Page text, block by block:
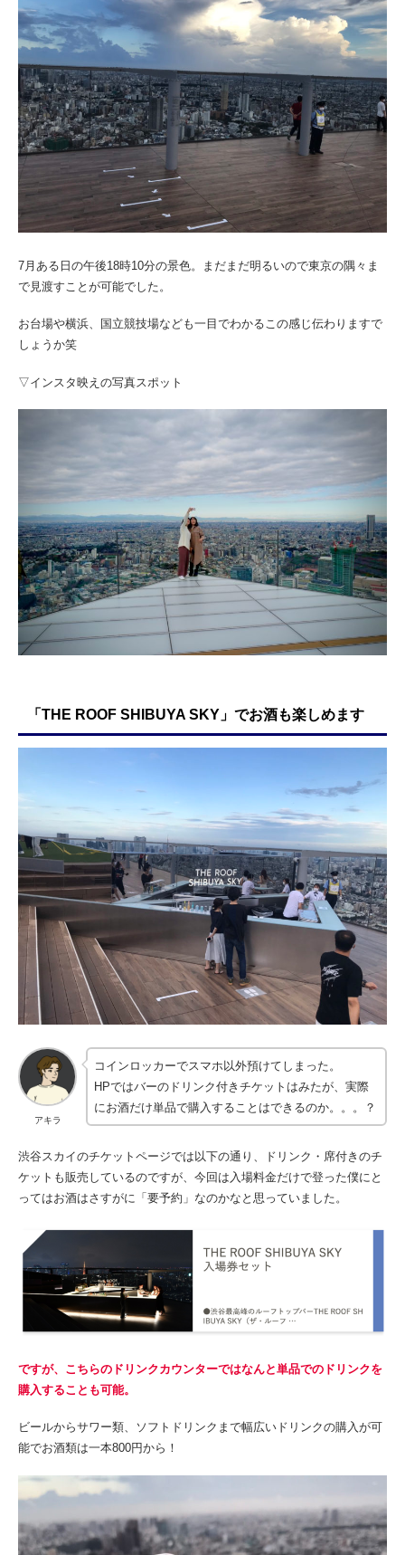
7月ある日の午後18時10分の景色。まだまだ明るいので東京の隅々ま
で見渡すことが可能でした。
お台場や横浜、国立競技場なども一目でわかるこの感じ伝わりますで
しょうか笑
▽インスタ映えの写真スポット
「THE ROOF SHIBUYA SKY」でお酒も楽しめます
アキラ
コインロッカーでスマホ以外預けてしまった。
HPではバーのドリンク付きチケットはみたが、実際
にお酒だけ単品で購入することはできるのか。。。？
渋谷スカイのチケットページでは以下の通り、ドリンク・席付きのチ
ケットも販売しているのですが、今回は入場料金だけで登った僕にと
ってはお酒はさすがに「要予約」なのかなと思っていました。
ですが、こちらのドリンクカウンターではなんと単品でのドリンクを
購入することも可能。
ビールからサワー類、ソフトドリンクまで幅広いドリンクの購入が可
能でお酒類は一本800円から！